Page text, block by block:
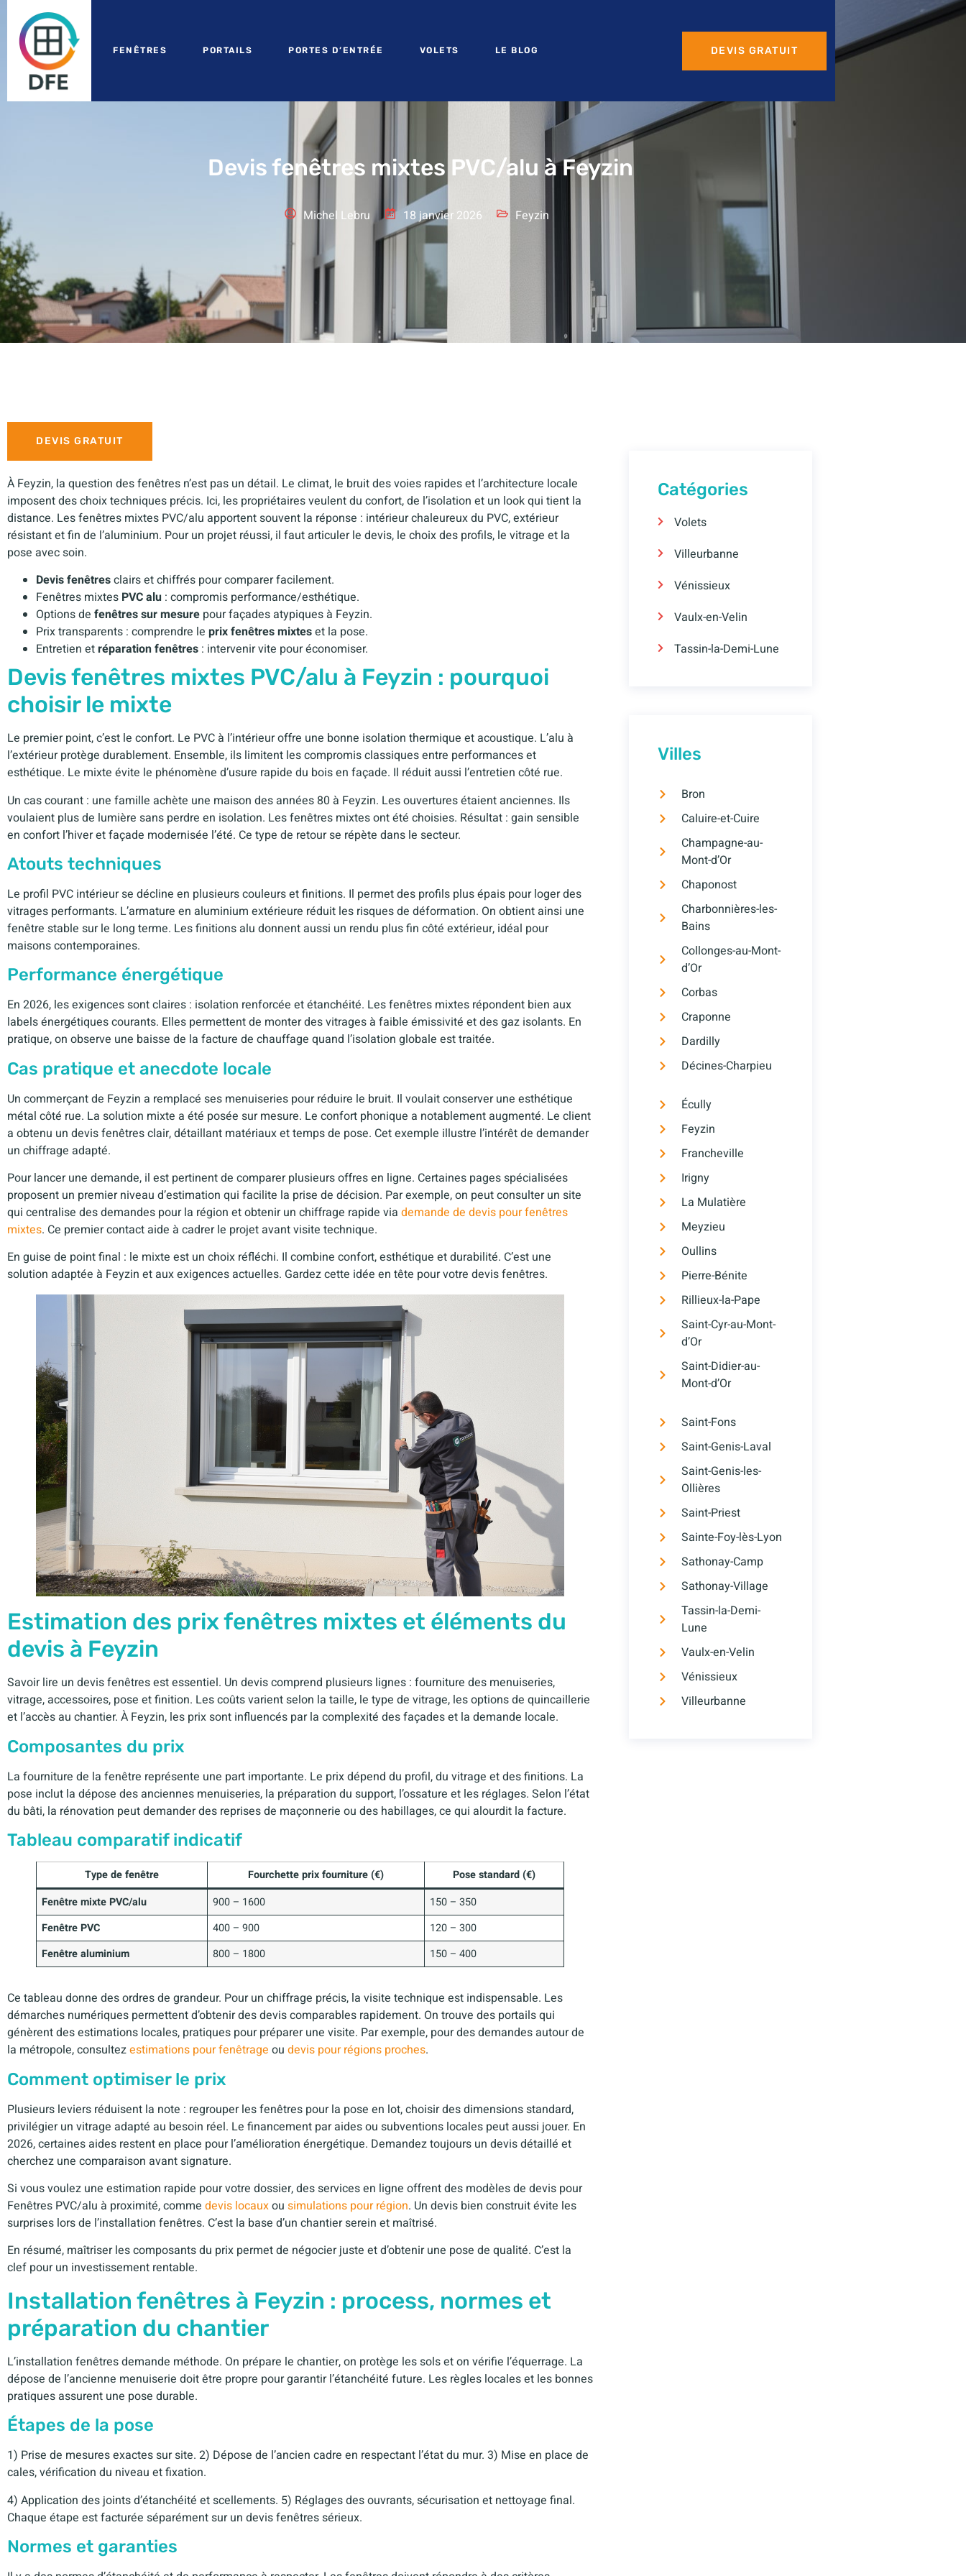
FENÊTRES PORTAILS PORTES D’ENTRÉE VOLETS LE BLOG DEVIS GRATUIT
Devis fenêtres mixtes PVC/alu à Feyzin
Michel Lebru 18 janvier 2026 Feyzin
DEVIS GRATUIT
À Feyzin, la question des fenêtres n’est pas un détail. Le climat, le bruit des voies rapides et l’architecture locale
imposent des choix techniques précis. Ici, les propriétaires veulent du confort, de l’isolation et un look qui tient la
distance. Les fenêtres mixtes PVC/alu apportent souvent la réponse : intérieur chaleureux du PVC, extérieur
résistant et fin de l’aluminium. Pour un projet réussi, il faut articuler le devis, le choix des profils, le vitrage et la
pose avec soin.
Devis fenêtresclairs et chiffrés pour comparer facilement.
Fenêtres mixtes PVC alu : compromis performance/esthétique.
Options de fenêtres sur mesure pour façades atypiques à Feyzin.
Prix transparents : comprendre le prix fenêtres mixteset la pose.
Entretien etréparation fenêtres : intervenir vite pour économiser.
Devis fenêtres mixtes PVC/alu à Feyzin : pourquoi
choisir le mixte
Le premier point, c’est le confort. Le PVC à l’intérieur offre une bonne isolation thermique et acoustique. L’alu à
l’extérieur protège durablement. Ensemble, ils limitent les compromis classiques entre performances et
esthétique. Le mixte évite le phénomène d’usure rapide du bois en façade. Il réduit aussi l’entretien côté rue.
Un cas courant : une famille achète une maison des années 80 à Feyzin. Les ouvertures étaient anciennes. Ils
voulaient plus de lumière sans perdre en isolation. Les fenêtres mixtes ont été choisies. Résultat : gain sensible
en confort l’hiver et façade modernisée l’été. Ce type de retour se répète dans le secteur.
Atouts techniques
Le profil PVC intérieur se décline en plusieurs couleurs et finitions. Il permet des profils plus épais pour loger des
vitrages performants. L’armature en aluminium extérieure réduit les risques de déformation. On obtient ainsi une
fenêtre stable sur le long terme. Les finitions alu donnent aussi un rendu plus fin côté extérieur, idéal pour
maisons contemporaines.
Performance énergétique
En 2026, les exigences sont claires : isolation renforcée et étanchéité. Les fenêtres mixtes répondent bien aux
labels énergétiques courants. Elles permettent de monter des vitrages à faible émissivité et des gaz isolants. En
pratique, on observe une baisse de la facture de chauffage quand l’isolation globale est traitée.
Cas pratique et anecdote locale
Un commerçant de Feyzin a remplacé ses menuiseries pour réduire le bruit. Il voulait conserver une esthétique
métal côté rue. La solution mixte a été posée sur mesure. Le confort phonique a notablement augmenté. Le client
a obtenu un devis fenêtres clair, détaillant matériaux et temps de pose. Cet exemple illustre l’intérêt de demander
un chiffrage adapté.
Pour lancer une demande, il est pertinent de comparer plusieurs offres en ligne. Certaines pages spécialisées
proposent un premier niveau d’estimation qui facilite la prise de décision. Par exemple, on peut consulter un site
qui centralise des demandes pour la région et obtenir un chiffrage rapide via demande de devis pour fenêtres
mixtes. Ce premier contact aide à cadrer le projet avant visite technique.
En guise de point final : le mixte est un choix réfléchi. Il combine confort, esthétique et durabilité. C’est une
solution adaptée à Feyzin et aux exigences actuelles. Gardez cette idée en tête pour votre devis fenêtres.
Estimation des prix fenêtres mixtes et éléments du
devis à Feyzin
Savoir lire un devis fenêtres est essentiel. Un devis comprend plusieurs lignes : fourniture des menuiseries,
vitrage, accessoires, pose et finition. Les coûts varient selon la taille, le type de vitrage, les options de quincaillerie
et l’accès au chantier. À Feyzin, les prix sont influencés par la complexité des façades et la demande locale.
Composantes du prix
La fourniture de la fenêtre représente une part importante. Le prix dépend du profil, du vitrage et des finitions. La
pose inclut la dépose des anciennes menuiseries, la préparation du support, l’ossature et les réglages. Selon l’état
du bâti, la rénovation peut demander des reprises de maçonnerie ou des habillages, ce qui alourdit la facture.
Tableau comparatif indicatif
Type de fenêtre Fourchette prix fourniture (€)
Pose standard (€)
Fenêtre mixte PVC/alu
900 – 1600
150 – 350
Fenêtre PVC
400 – 900
120 – 300
Fenêtre aluminium
800 – 1800 150 – 400
Ce tableau donne des ordres de grandeur. Pour un chiffrage précis, la visite technique est indispensable. Les
démarches numériques permettent d’obtenir des devis comparables rapidement. On trouve des portails qui
génèrent des estimations locales, pratiques pour préparer une visite. Par exemple, pour des demandes autour de
la métropole, consultezestimations pour fenêtrage ou devis pour régions proches.
Comment optimiser le prix
Plusieurs leviers réduisent la note : regrouper les fenêtres pour la pose en lot, choisir des dimensions standard,
privilégier un vitrage adapté au besoin réel. Le financement par aides ou subventions locales peut aussi jouer. En
2026, certaines aides restent en place pour l’amélioration énergétique. Demandez toujours un devis détaillé et
cherchez une comparaison avant signature.
Si vous voulez une estimation rapide pour votre dossier, des services en ligne offrent des modèles de devis pour
Fenêtres PVC/alu à proximité, comme devis locauxou simulations pour région. Un devis bien construit évite les
surprises lors de l’installation fenêtres. C’est la base d’un chantier serein et maîtrisé.
En résumé, maîtriser les composants du prix permet de négocier juste et d’obtenir une pose de qualité. C’est la
clef pour un investissement rentable.
Installation fenêtres à Feyzin : process, normes et
préparation du chantier
L’installation fenêtres demande méthode. On prépare le chantier, on protège les sols et on vérifie l’équerrage. La
dépose de l’ancienne menuiserie doit être propre pour garantir l’étanchéité future. Les règles locales et les bonnes
pratiques assurent une pose durable.
Étapes de la pose
1) Prise de mesures exactes sur site. 2) Dépose de l’ancien cadre en respectant l’état du mur. 3) Mise en place de
cales, vérification du niveau et fixation.
4) Application des joints d’étanchéité et scellements. 5) Réglages des ouvrants, sécurisation et nettoyage final.
Chaque étape est facturée séparément sur un devis fenêtres sérieux.
Normes et garanties
Catégories
Volets
Villeurbanne
Vénissieux
Vaulx-en-Velin
Tassin-la-Demi-Lune
Villes
Bron
Caluire-et-Cuire
Champagne-au-
Mont-d’Or
Chaponost
Charbonnières-les-
Bains
Collonges-au-Mont-
d’Or
Corbas
Craponne
Dardilly
Décines-Charpieu
Écully
Feyzin
Francheville
Irigny
La Mulatière
Meyzieu
Oullins
Pierre-Bénite
Rillieux-la-Pape
Saint-Cyr-au-Mont-
d’Or
Saint-Didier-au-
Mont-d’Or
Saint-Fons
Saint-Genis-Laval
Saint-Genis-les-
Ollières
Saint-Priest
Sainte-Foy-lès-Lyon
Sathonay-Camp
Sathonay-Village
Tassin-la-Demi-
Lune
Vaulx-en-Velin
Vénissieux
Villeurbanne